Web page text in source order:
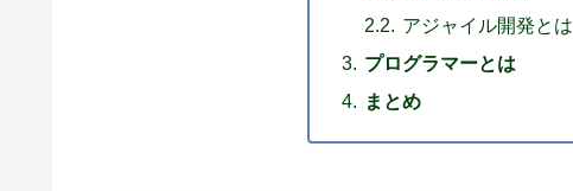
アジャイル開発とは
プログラマーとは
まとめ